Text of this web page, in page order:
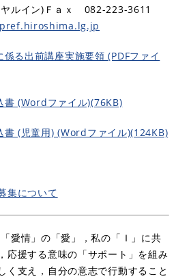
ルイン)Ｆａｘ 082-223-3611
係る出前講座実施要領 (PDFファイ
(Wordファイル)(76KB)
(児童用) (Wordファイル)(124KB)
集について
愛情」の「愛」，私の「Ｉ」に共
応援する意味の「サポート」を組み
く支え，自分の意志で行動すること